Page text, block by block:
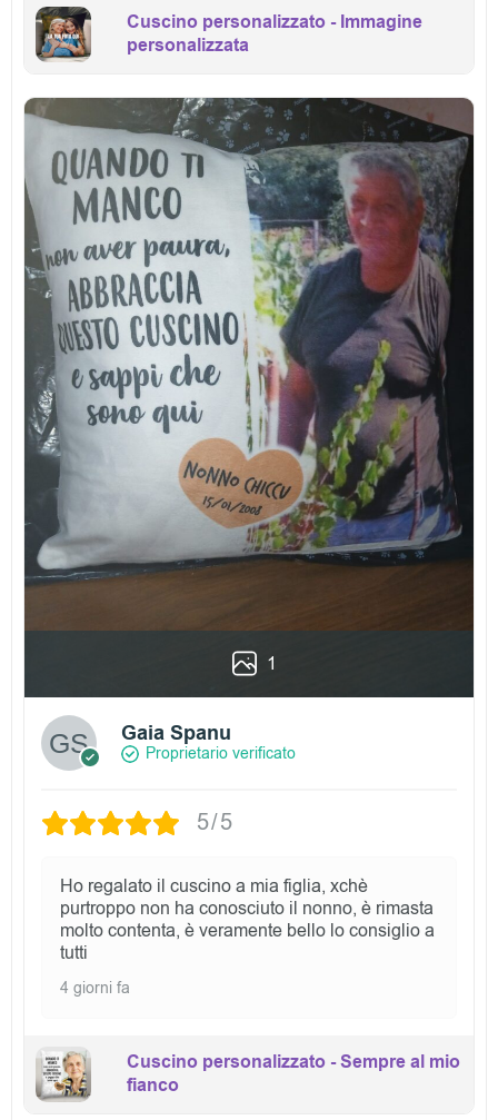
Cuscino personalizzato - Immagine
personalizzata
1
Gaia Spanu
Proprietario verificato
5/5
Ho regalato il cuscino a mia figlia, xchè
purtroppo non ha conosciuto il nonno, è rimasta
molto contenta, è veramente bello lo consiglio a
tutti
4 giorni fa
Cuscino personalizzato - Sempre al mio
fianco